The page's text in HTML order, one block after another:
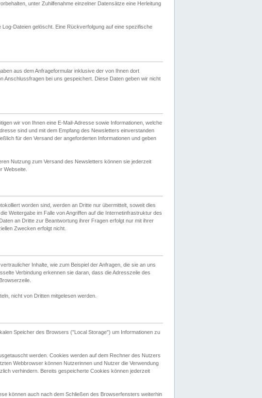
unter Zuhilfenahme einzelner Datensätze eine Herleitung
Dateien gelöscht. Eine Rückverfolgung auf eine spezifische
aus dem Anfrageformular inklusive der von Ihnen dort
Anschlussfragen bei uns gespeichert. Diese Daten geben wir nicht
wir von Ihnen eine E-Mail-Adresse sowie Informationen, welche
sind und mit dem Empfang des Newsletters einverstanden
für den Versand der angeforderten Informationen und geben
Nutzung zum Versand des Newsletters können sie jederzeit
Webseite.
worden sind, werden an Dritte nur übermittelt, soweit dies
Weitergabe im Falle von Angriffen auf die Internetinfrastruktur des
an Dritte zur Beantwortung ihrer Fragen erfolgt nur mit ihrer
Zwecken erfolgt nicht.
Inhalte, wie zum Beispiel der Anfragen, die sie an uns
Verbindung erkennen sie daran, dass die Adresszeile des
nicht von Dritten mitgelesen werden.
Speicher des Browsers ("Local Storage") um Informationen zu
werden. Cookies werden auf dem Rechner des Nutzers
Webbrowser können Nutzerinnen und Nutzer die Verwendung
verhindern. Bereits gespeicherte Cookies können jederzeit
können auch nach dem Schließen des Browserfensters weiterhin